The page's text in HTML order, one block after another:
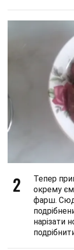
2
Тепер
окрему
фарш.
нарізати